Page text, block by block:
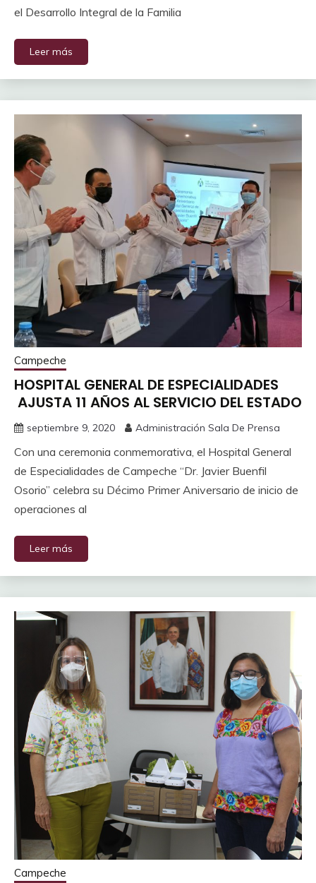
el Desarrollo Integral de la Familia
Leer más
Campeche
HOSPITAL GENERAL DE ESPECIALIDADES
AJUSTA 11 AÑOS AL SERVICIO DEL ESTADO
septiembre 9, 2020 Administración Sala De Prensa
Con una ceremonia conmemorativa, el Hospital General
de Especialidades de Campeche “Dr. Javier Buenfil
Osorio” celebra su Décimo Primer Aniversario de inicio de
operaciones al
Leer más
Campeche